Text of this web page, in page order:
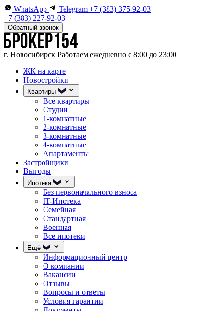
WhatsApp Telegram +7 (383) 375-92-03
+7 (383) 227-92-03
Обратный звонок
г. Новосибирск Работаем ежедневно с 8:00 до 23:00
ЖК на карте
Новостройки
Квартиры
Все квартиры
Студии
1-комнатные
2-комнатные
3-комнатные
4-комнатные
Апартаменты
Застройщики
Выгоды
Ипотека
Без первоначального взноса
IT-Ипотека
Семейная
Стандартная
Военная
Все ипотеки
Ещё
Информационный центр
О компании
Вакансии
Отзывы
Вопросы и ответы
Условия гарантии